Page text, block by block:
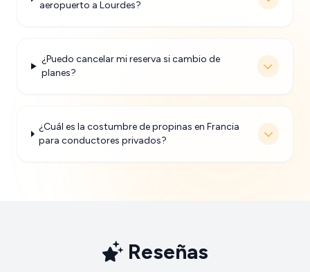
aeropuerto a Lourdes?
¿Puedo cancelar mi reserva si cambio de
planes?
¿Cuál es la costumbre de propinas en Francia
para conductores privados?
Reseñas